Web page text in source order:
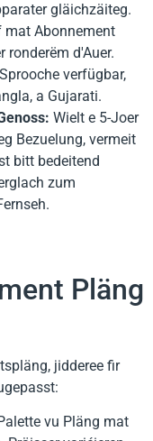
gläichzäiteg.
mat Abonnement
ronderëm d'Auer.
verfügbar,
a Gujarati.
Wielt e 5-Joer
Bezuelung, vermeit
bitt bedeitend
zum
Pläng
jidderee fir
vu Pläng mat